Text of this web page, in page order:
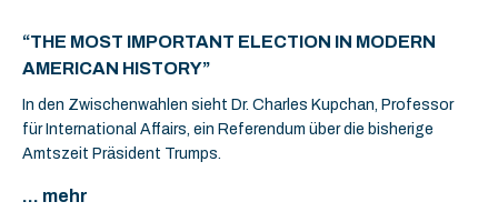
“THE MOST IMPORTANT ELECTION IN MODERN
AMERICAN HISTORY”
In den Zwischenwahlen sieht Dr. Charles Kupchan, Professor
für International Affairs, ein Referendum über die bisherige
Amtszeit Präsident Trumps.
... mehr